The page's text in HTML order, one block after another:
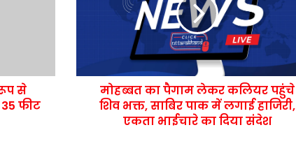
से
फीट
मोहब्बत का पैगाम लेकर कलियर पहुंचे
शिव भक्त, साबिर पाक में लगाई हाजिरी,
एकता भाईचारे का दिया संदेश